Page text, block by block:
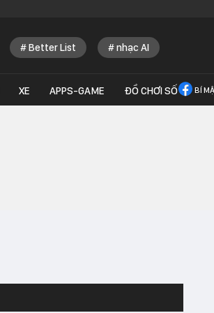
Better List nhạc AI
XE APPS-GAME ĐỒ CHƠI SỐ BÍ